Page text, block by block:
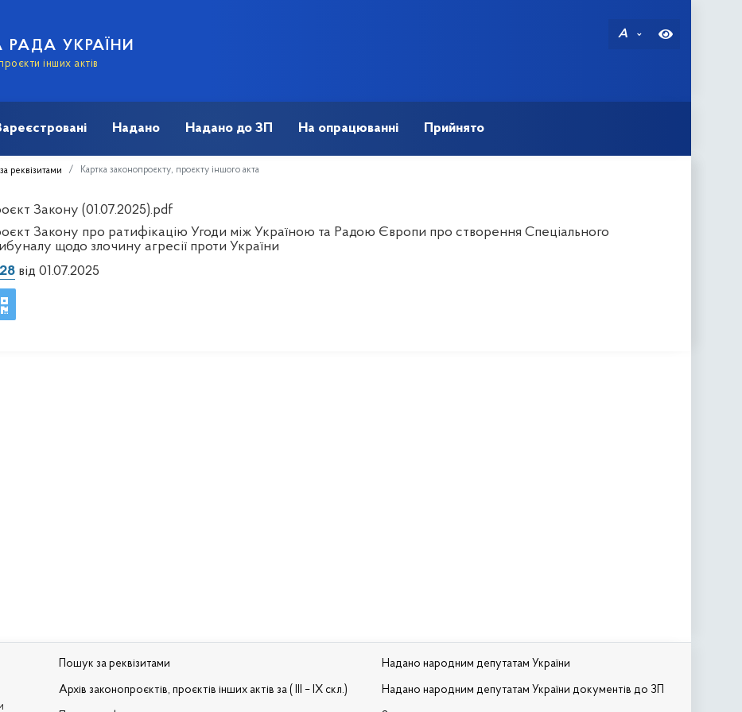
РАДА УКРАЇНИ
інших актів
A
Надано Надано до ЗП На опрацюванні Прийнято
реквізитами Картка законопроєкту, проєкту іншого акта
Закону (01.07.2025).pdf
Закону про ратифікацію Угоди між Україною та Радою Європи про створення Спеціального
щодо злочину агресії проти України
від 01.07.2025
Пошук за реквізитами
Архів законопроєктів, проєктів інших актів за ( III – IX скл.)
Надано народним депутатам України
Надано народним депутатам України документів до ЗП